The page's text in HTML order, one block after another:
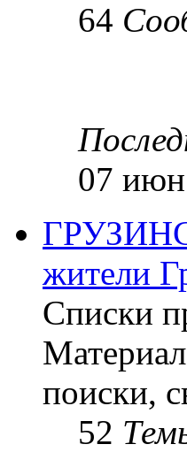
64
07
жители
Списки
поиски,
52